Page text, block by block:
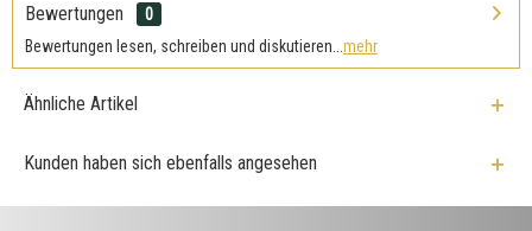
Bewertungen
0
Bewertungen lesen, schreiben und diskutieren... mehr
Ähnliche Artikel
Kunden haben sich ebenfalls angesehen